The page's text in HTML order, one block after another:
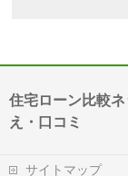
住宅ローン比較
え・口コミ
サイトマップ